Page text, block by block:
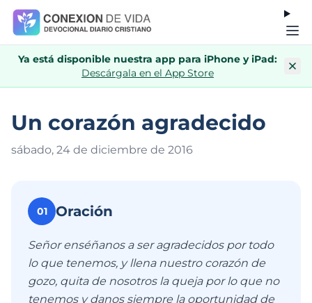
Ya está disponible nuestra app para iPhone y iPad:
Descárgala en el App Store
Un corazón agradecido
sábado, 24 de diciembre de 2016
01 Oración
Señor enséñanos a ser agradecidos por todo
lo que tenemos, y llena nuestro corazón de
gozo, quita de nosotros la queja por lo que no
tenemos y danos siempre la oportunidad de